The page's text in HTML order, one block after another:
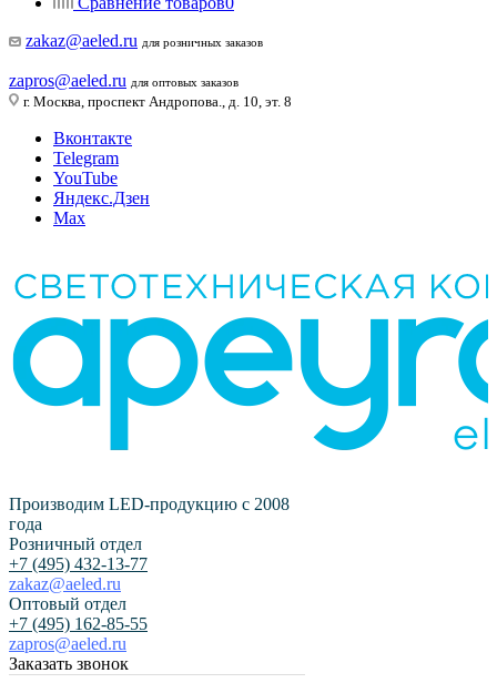
zakaz@aeled.ru для розничных заказов
zapros@aeled.ru для оптовых заказов
г. Москва, проспект Андропова., д. 10, эт. 8
Вконтакте
Telegram
YouTube
Яндекс.Дзен
Max
Производим LED-продукцию с 2008
года
Розничный отдел
+7 (495) 432-13-77
zakaz@aeled.ru
Оптовый отдел
+7 (495) 162-85-55
zapros@aeled.ru
Заказать звонок